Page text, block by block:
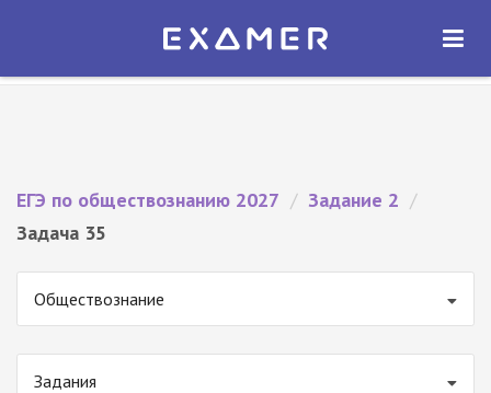
Экзамер — ЕГЭ 2027
ОТКРЫТЬ
ЕГЭ по обществознанию 2027 / Задание 2 /
Задача 35
Обществознание
Задания